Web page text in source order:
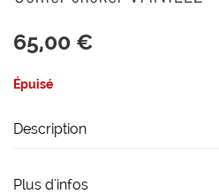
début
la
d’images
65,00 €
Épuisé
Description
Plus d'infos